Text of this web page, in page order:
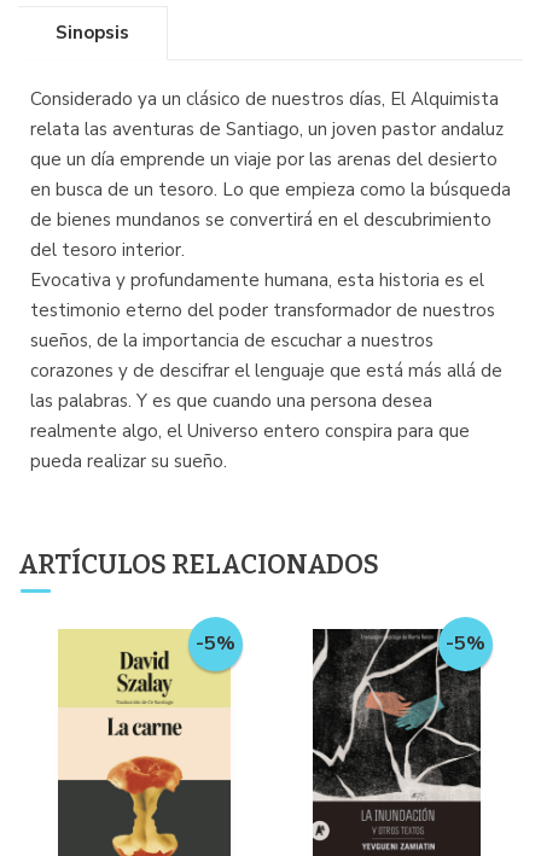
Sinopsis
Considerado ya un clásico de nuestros días, El Alquimista
relata las aventuras de Santiago, un joven pastor andaluz
que un día emprende un viaje por las arenas del desierto
en busca de un tesoro. Lo que empieza como la búsqueda
de bienes mundanos se convertirá en el descubrimiento
del tesoro interior.
Evocativa y profundamente humana, esta historia es el
testimonio eterno del poder transformador de nuestros
sueños, de la importancia de escuchar a nuestros
corazones y de descifrar el lenguaje que está más allá de
las palabras. Y es que cuando una persona desea
realmente algo, el Universo entero conspira para que
pueda realizar su sueño.
ARTÍCULOS RELACIONADOS
-5% -5%